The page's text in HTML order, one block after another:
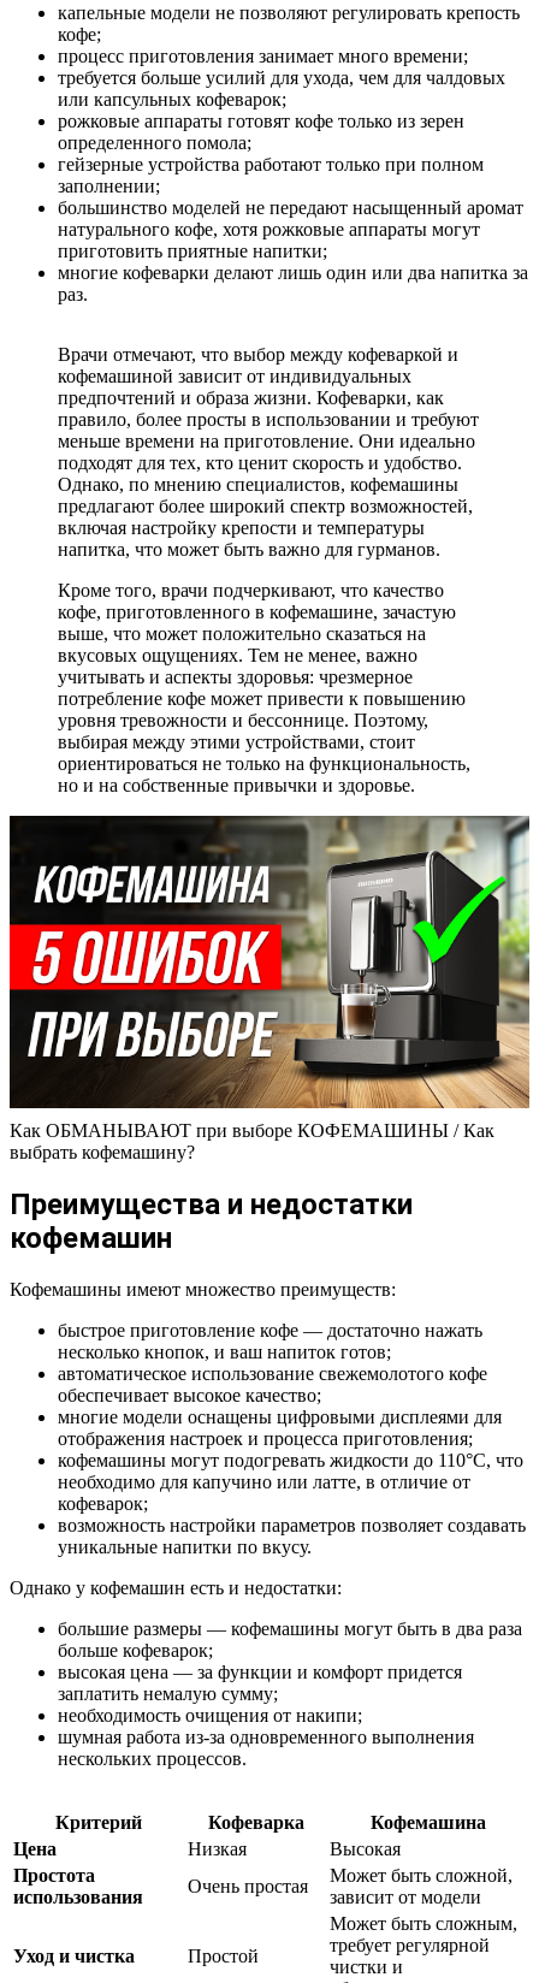
капельные модели не позволяют регулировать крепость
кофе;
процесс приготовления занимает много времени;
требуется больше усилий для ухода, чем для чалдовых
или капсульных кофеварок;
рожковые аппараты готовят кофе только из зерен
определенного помола;
гейзерные устройства работают только при полном
заполнении;
большинство моделей не передают насыщенный аромат
натурального кофе, хотя рожковые аппараты могут
приготовить приятные напитки;
многие кофеварки делают лишь один или два напитка за
раз.
Врачи отмечают, что выбор между кофеваркой и
кофемашиной зависит от индивидуальных
предпочтений и образа жизни. Кофеварки, как
правило, более просты в использовании и требуют
меньше времени на приготовление. Они идеально
подходят для тех, кто ценит скорость и удобство.
Однако, по мнению специалистов, кофемашины
предлагают более широкий спектр возможностей,
включая настройку крепости и температуры
напитка, что может быть важно для гурманов.
Кроме того, врачи подчеркивают, что качество
кофе, приготовленного в кофемашине, зачастую
выше, что может положительно сказаться на
вкусовых ощущениях. Тем не менее, важно
учитывать и аспекты здоровья: чрезмерное
потребление кофе может привести к повышению
уровня тревожности и бессоннице. Поэтому,
выбирая между этими устройствами, стоит
ориентироваться не только на функциональность,
но и на собственные привычки и здоровье.
Как ОБМАНЫВАЮТ при выборе КОФЕМАШИНЫ / Как
выбрать кофемашину?
Преимущества и недостатки
кофемашин
Кофемашины имеют множество преимуществ:
быстрое приготовление кофе — достаточно нажать
несколько кнопок, и ваш напиток готов;
автоматическое использование свежемолотого кофе
обеспечивает высокое качество;
многие модели оснащены цифровыми дисплеями для
отображения настроек и процесса приготовления;
кофемашины могут подогревать жидкости до 110°C, что
необходимо для капучино или латте, в отличие от
кофеварок;
возможность настройки параметров позволяет создавать
уникальные напитки по вкусу.
Однако у кофемашин есть и недостатки:
большие размеры — кофемашины могут быть в два раза
больше кофеварок;
высокая цена — за функции и комфорт придется
заплатить немалую сумму;
необходимость очищения от накипи;
шумная работа из-за одновременного выполнения
нескольких процессов.
Критерий Кофеварка
Кофемашина
Цена
Низкая
Высокая
Простота
использования
Очень простая
Может быть сложной,
зависит от модели
Уход и чистка Простой
Может быть сложным,
требует регулярной
чистки и